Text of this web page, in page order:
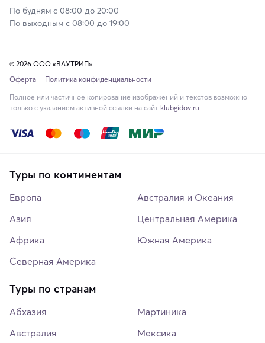
По будням с 08:00 до 20:00
По выходным с 08:00 до 19:00
© 2026 ООО «ВАУТРИП»
Оферта
Политика конфиденциальности
Полное или частичное копирование изображений и текстов возможно
только с указанием активной ссылки на сайт klubgidov.ru
Туры по континентам
Европа
Азия
Африка
Северная Америка
Австралия и Океания
Центральная Америка
Южная Америка
Туры по странам
Абхазия
Австралия
Мартиника
Мексика